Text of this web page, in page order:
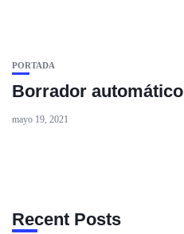
PORTADA
Borrador automático
mayo 19, 2021
Recent Posts